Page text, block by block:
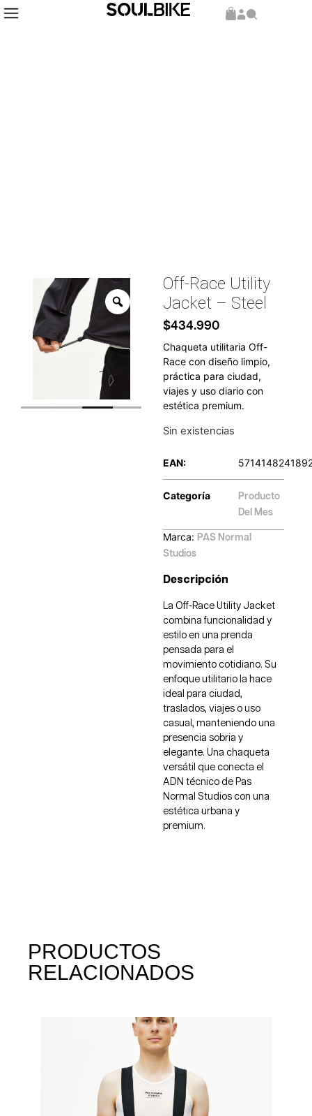
Off-Race Utility
Jacket – Steel
$434.990
Chaqueta utilitaria Off-
Race con diseño limpio,
práctica para ciudad,
viajes y uso diario con
estética premium.
Sin existencias
EAN:
Categoría
Producto
Del Mes
Marca: PAS Normal
Studios
Descripción
La Off-Race Utility Jacket
combina funcionalidad y
estilo en una prenda
pensada para el
movimiento cotidiano. Su
enfoque utilitario la hace
ideal para ciudad,
traslados, viajes o uso
casual, manteniendo una
presencia sobria y
elegante. Una chaqueta
versátil que conecta el
ADN técnico de Pas
Normal Studios con una
estética urbana y
premium.
PRODUCTOS
RELACIONADOS